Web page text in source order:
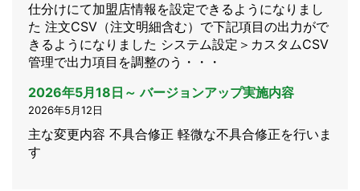
仕分けにて加盟店情報を設定できるようになりまし
た 注文CSV（注文明細含む）で下記項目の出力がで
きるようになりました システム設定＞カスタムCSV
管理で出力項目を調整のう・・・
2026年5月18日～ バージョンアップ実施内容
2026年5月12日
主な変更内容 不具合修正 軽微な不具合修正を行いま
す